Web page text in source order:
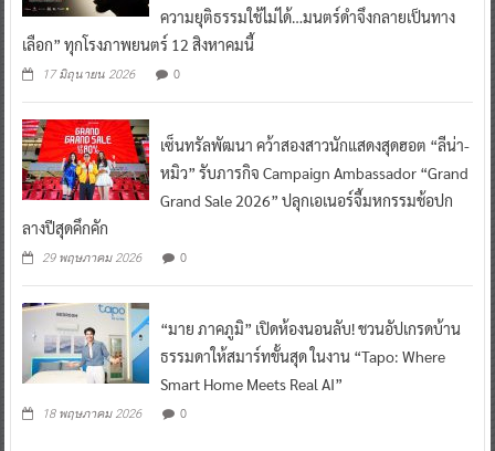
ความยุติธรรมใช้ไม่ได้…มนตร์ดำจึงกลายเป็นทาง
เลือก” ทุกโรงภาพยนตร์ 12 สิงหาคมนี้
17 มิถุนายน 2026 0
เซ็นทรัลพัฒนา คว้าสองสาวนักแสดงสุดฮอต “ลีน่า-
หมิว” รับภารกิจ Campaign Ambassador “Grand
Grand Sale 2026” ปลุกเอเนอร์จี้มหกรรมช้อปก
ลางปีสุดคึกคัก
29 พฤษภาคม 2026 0
“มาย ภาคภูมิ” เปิดห้องนอนลับ! ชวนอัปเกรดบ้าน
ธรรมดาให้สมาร์ทขั้นสุด ในงาน “Tapo: Where
Smart Home Meets Real AI”
18 พฤษภาคม 2026 0